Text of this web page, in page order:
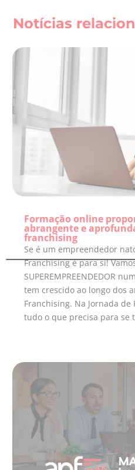
Notícias
Formação online
abrangente e
franchising
Se é um empreendedor
Franchising é para sí!
SUPEREMPREENDEDOR
tem crescido ao longo dos
Franchising. Na Jornada
tudo o que precisa para se